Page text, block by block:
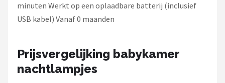
minuten Werkt op een oplaadbare batterij (inclusief
USB kabel) Vanaf 0 maanden
Prijsvergelijking babykamer
nachtlampjes